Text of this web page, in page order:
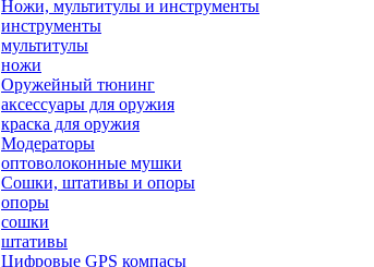
Ножи, мультитулы и инструменты
инструменты
мультитулы
ножи
Оружейный тюнинг
аксессуары для оружия
краска для оружия
Модераторы
оптоволоконные мушки
Сошки, штативы и опоры
опоры
сошки
штативы
Цифровые GPS компасы